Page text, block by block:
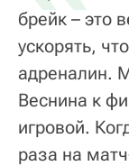
брейк – это
ускорять,
адреналин.
Веснина к
игровой.
раза на